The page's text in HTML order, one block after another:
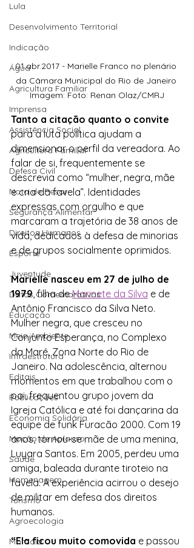
Lula
Desenvolvimento Territorial
Indicação
Água
Agricultura Familiar
Imprensa
Assistência Social
Agricultura Familiar
Defesa Civil
Nota de Pesar
Segurança Alimentar
Direitos Humanos
Esporte
Juventude
Datas Comemorativas
Educação
Meio Ambiente
Infraestrutura
Editais
Publicações
Economia Solidária
Moção de Aplauso
Saúde
Homenagem
Turismo
Agroecologia
Moradia
01.abr.2017 - Marielle Franco no plenário
da Câmara Municipal do Rio de Janeiro
Imagem: Foto: Renan Olaz/CMRJ
Tanto a citação quanto o convite
para a luta política ajudam a
dimensionar o perfil da vereadora. Ao
falar de si, frequentemente se
descrevia como “mulher, negra, mãe
e cria da favela”. Identidades
expressas com orgulho e que
marcaram a trajetória de 38 anos de
vida, dedicados à defesa de minorias
e de grupos socialmente oprimidos.
Marielle nasceu em 27 de julho de
1979 , filha de Marinete da Silva e de
Antônio Francisco da Silva Neto.
Mulher negra, que cresceu no
Conjunto Esperança, no Complexo
da Maré, Zona Norte do Rio de
Janeiro. Na adolescência, alternou
momentos em que trabalhou com o
pai, frequentou grupo jovem da
Igreja Católica e até foi dançarina da
equipe de funk Furacão 2000. Com 19
anos, tornou-se mãe de uma menina,
Luyara Santos. Em 2005, perdeu uma
amiga, baleada durante tiroteio na
favela. A experiência acirrou o desejo
de militar em defesa dos direitos
humanos.
“Ela ficou muito comovida e passou